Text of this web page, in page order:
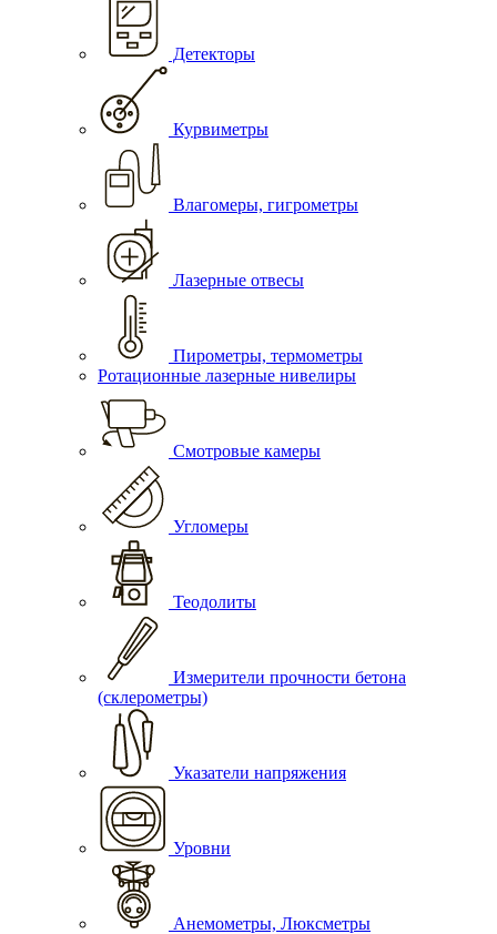
Детекторы
Курвиметры
Влагомеры, гигрометры
Лазерные отвесы
Пирометры, термометры
Ротационные лазерные нивелиры
Смотровые камеры
Угломеры
Теодолиты
Измерители прочности бетона
(склерометры)
Указатели напряжения
Уровни
Анемометры, Люксметры